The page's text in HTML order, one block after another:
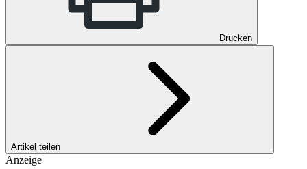
Drucken
Artikel teilen
Anzeige